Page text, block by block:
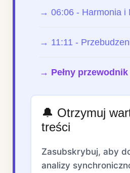
→ 06:06 - Harmonia i
→ 11:11 -
→ Pełny
🔔 Otrzymuj
treści
Zasubskrybuj, aby
analizy